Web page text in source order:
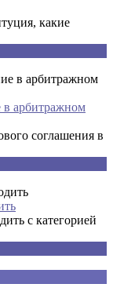
какие
в арбитражном
соглашения в
с категорией